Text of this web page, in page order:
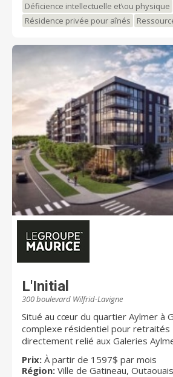
Déficience intellectuelle et\ou physique
Résidence privée pour aînés
L'Initial
300 boulevard Wilfrid-Lavigne
Situé au cœur du quartier Aylmer à
complexe résidentiel pour retraités
directement relié aux Galeries
vaste choix de commerces, de
restaurants et de cafés. La
Prix: À partir de 1597$ par mois
Région: Ville de Gatineau, Outaouais